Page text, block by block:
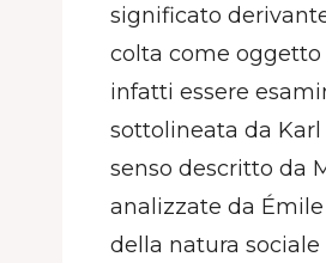
significato
colta come
infatti essere
sottolineata da Karl
senso descritto da
analizzate da
della natura